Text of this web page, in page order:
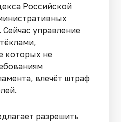
Российской
управление
которых не
влечёт штраф
разрешить